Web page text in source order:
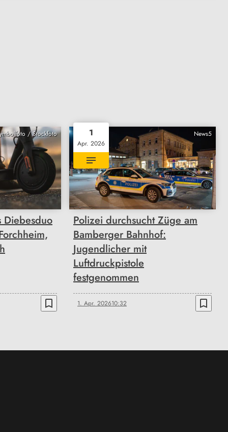
/ Stockfoto
Diebesduo
bookmark_border
News5
1
Apr. 2026
Polizei durchsucht Züge am
Bamberger Bahnhof:
Jugendlicher mit
Luftdruckpistole
festgenommen
1. Apr. 202610:32 bookmark_border